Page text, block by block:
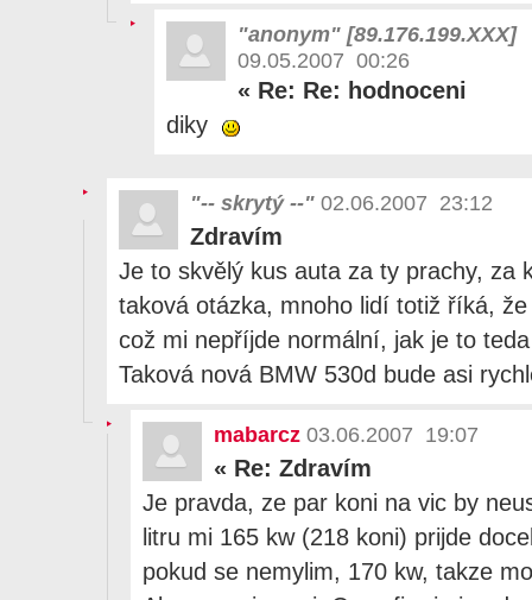
"anonym" [89.176.199.XXX]
09.05.2007 00:26
« Re: Re: hodnoceni
diky
"-- skrytý --" 02.06.2007 23:12
Zdravím
Je to skvělý kus auta za ty prachy, za
taková otázka, mnoho lidí totiž říká,
což mi nepříjde normální, jak je to
Taková nová BMW 530d bude asi
mabarcz 03.06.2007 19:07
« Re: Zdravím
Je pravda, ze par koni na vic by
litru mi 165 kw (218 koni) prijde
pokud se nemylim, 170 kw, takze